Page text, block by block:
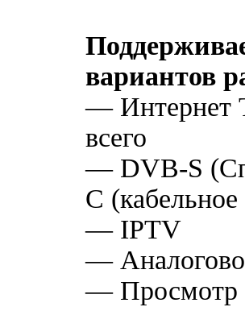
вариантов
— Интернет
всего
— DVB-S
C
— IPTV
—
— Просмотр